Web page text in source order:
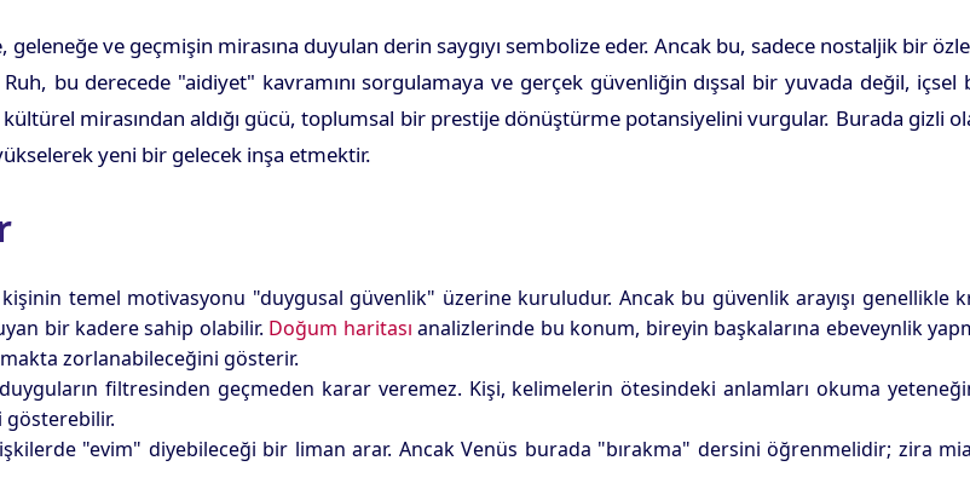
ve geçmişin mirasına duyulan derin saygıyı sembolize eder. Ancak bu, sadece nostaljik bir
bu derecede "aidiyet" kavramını sorgulamaya ve gerçek güvenliğin dışsal bir yuvada değil, içsel
mirasından aldığı gücü, toplumsal bir prestije dönüştürme potansiyelini vurgular. Burada gizli
yeni bir gelecek inşa etmektir.
temel motivasyonu "duygusal güvenlik" üzerine kuruludur. Ancak bu güvenlik arayışı genellikle
bir kadere sahip olabilir. Doğum haritası analizlerinde bu konum, bireyin başkalarına ebeveynlik
zorlanabileceğini gösterir.
filtresinden geçmeden karar veremez. Kişi, kelimelerin ötesindeki anlamları okuma
gösterebilir.
"evim" diyebileceği bir liman arar. Ancak Venüs burada "bırakma" dersini öğrenmelidir; zira